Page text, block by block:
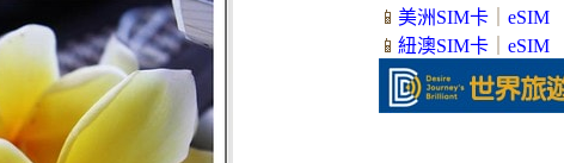
📱 美洲SIM卡｜ eSIM
📱 紐澳SIM卡｜ eSIM